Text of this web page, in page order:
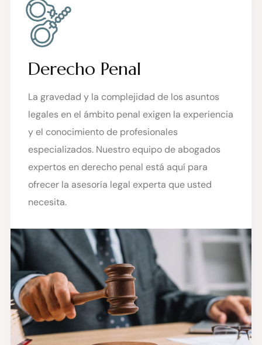
Derecho Penal
La gravedad y la complejidad de los asuntos
legales en el ámbito penal exigen la experiencia
y el conocimiento de profesionales
especializados. Nuestro equipo de abogados
expertos en derecho penal está aquí para
ofrecer la asesoría legal experta que usted
necesita.